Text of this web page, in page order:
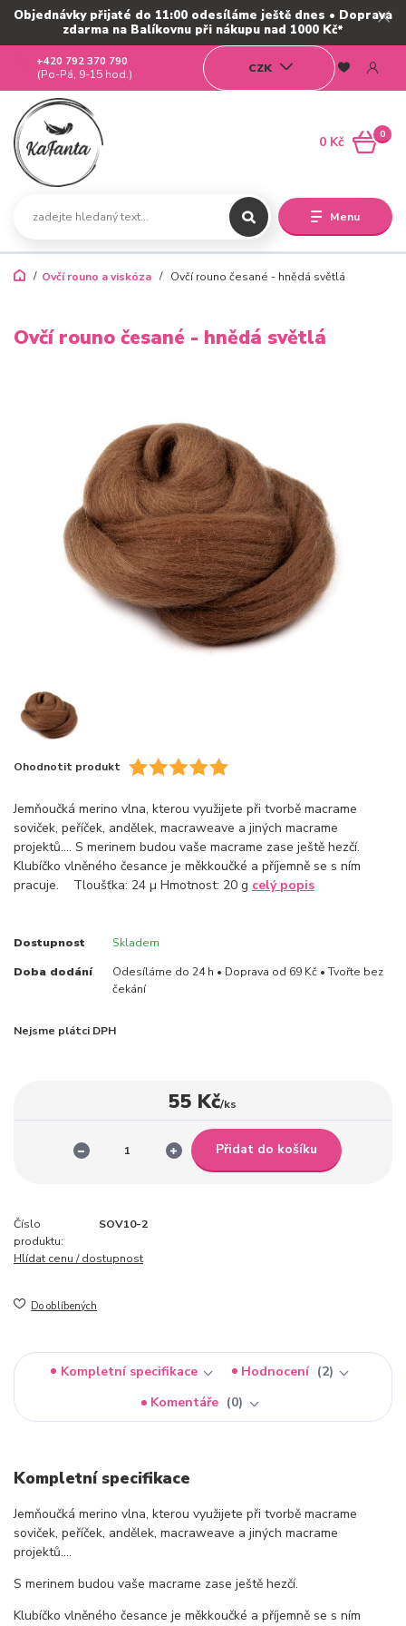
Objednávky přijaté do 11:00 odesíláme ještě dnes • Doprava
zdarma na Balíkovnu při nákupu nad 1000 Kč*
Menu
CZK
+420 792 370 790
(Po-Pá, 9-15 hod.)
0
0 Kč
Ovčí rouno a viskóza Ovčí rouno česané - hnědá světlá
Ovčí rouno česané - hnědá světlá
Ohodnotit produkt
Jemňoučká merino vlna, kterou využijete při tvorbě macrame
soviček, peříček, andělek, macraweave a jiných macrame
projektů.... S merinem budou vaše macrame zase ještě hezčí.
Klubíčko vlněného česance je měkkoučké a příjemně se s ním
pracuje. Tloušťka: 24 µ Hmotnost: 20 g celý popis
Dostupnost Skladem
Doba dodání
Odesíláme do 24 h • Doprava od 69 Kč • Tvořte bez
čekání
Nejsme plátci DPH
55 Kč/ks
Přidat do košíku
Číslo
produktu:
SOV10-2
Hlídat cenu / dostupnost
Do oblíbených
Kompletní specifikace Hodnocení
2
Komentáře
0
Kompletní specifikace
Jemňoučká merino vlna, kterou využijete při tvorbě macrame
soviček, peříček, andělek, macraweave a jiných macrame
projektů....
S merinem budou vaše macrame zase ještě hezčí.
Klubíčko vlněného česance je měkkoučké a příjemně se s ním